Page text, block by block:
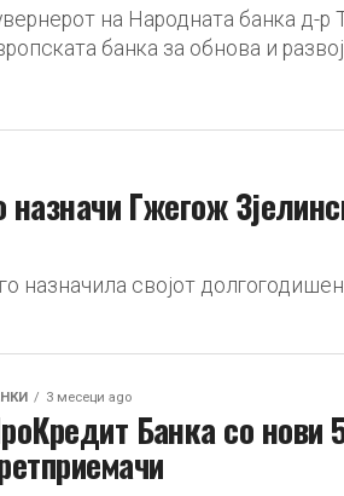
на Народната банка д-
банка за обнова и
назначи Гжегож
назначила својот
3 месеци ago
Банка со